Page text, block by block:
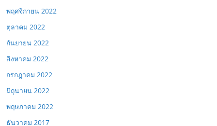
พฤศจิกายน 2022
ตุลาคม 2022
กันยายน 2022
สิงหาคม 2022
กรกฎาคม 2022
มิถุนายน 2022
พฤษภาคม 2022
ธันวาคม 2017